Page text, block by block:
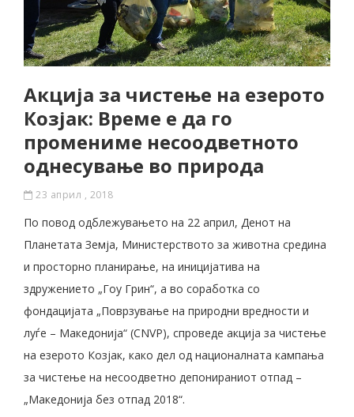
Акција за чистење на езерото
Козјак: Време е да го
промениме несоодветното
однесување во природа
23 април , 2018
По повод одблежувањето на 22 април, Денот на
Планетата Земја, Министерството за животна средина
и просторно планирање, на иницијатива на
здружението „Гоу Грин“, а во соработка со
фондацијата „Поврзување на природни вредности и
луѓе – Македонија“ (CNVP), спроведе акција за чистење
на езерото Козјак, како дел од националната кампања
за чистење на несоодветно депонираниот отпад –
„Македонија без отпад 2018“.